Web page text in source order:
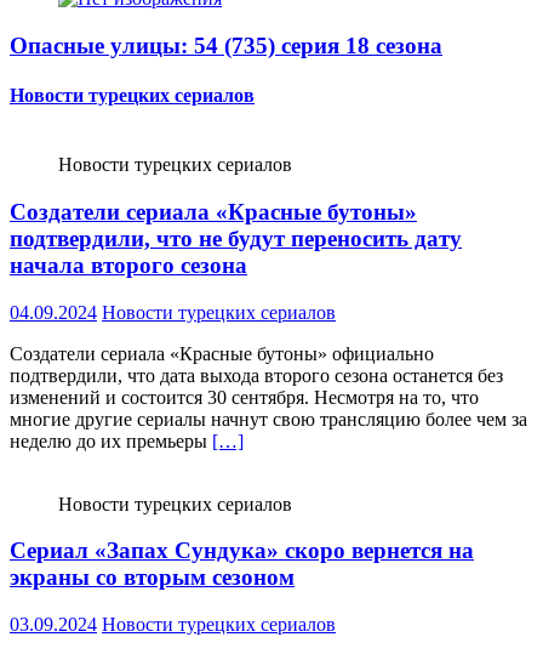
Опасные улицы: 54 (735) серия 18 сезона
Новости турецких сериалов
Новости турецких сериалов
Создатели сериала «Красные бутоны»
подтвердили, что не будут переносить дату
начала второго сезона
04.09.2024 Новости турецких сериалов
Создатели сериала «Красные бутоны» официально
подтвердили, что дата выхода второго сезона останется без
изменений и состоится 30 сентября. Несмотря на то, что
многие другие сериалы начнут свою трансляцию более чем за
неделю до их премьеры […]
Новости турецких сериалов
Сериал «Запах Сундука» скоро вернется на
экраны со вторым сезоном
03.09.2024 Новости турецких сериалов